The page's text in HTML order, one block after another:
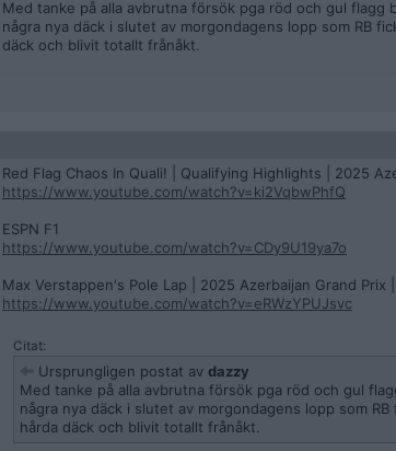
Med tanke på alla avbrutna försök pga röd och gul
några nya däck i slutet av morgondagens lopp som RB
däck och blivit totallt frånåkt.
Red Flag Chaos In Quali! | Qualifying Highlights | 2025
https://www.youtube.com/watch?v=ki2VqbwPhfQ
ESPN F1
https://www.youtube.com/watch?v=CDy9U19ya7o
Max Verstappen's Pole Lap | 2025 Azerbaijan Grand Prix
https://www.youtube.com/watch?v=eRWzYPUJsvc
Citat:
Ursprungligen postat av dazzy
Med tanke på alla avbrutna försök pga röd och gul
några nya däck i slutet av morgondagens lopp som
hårda däck och blivit totallt frånåkt.